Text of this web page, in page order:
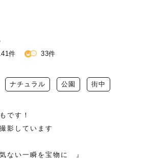
件 33件
ナチュラル 公園 街中
です！
影しています
ない一瞬を宝物に　』